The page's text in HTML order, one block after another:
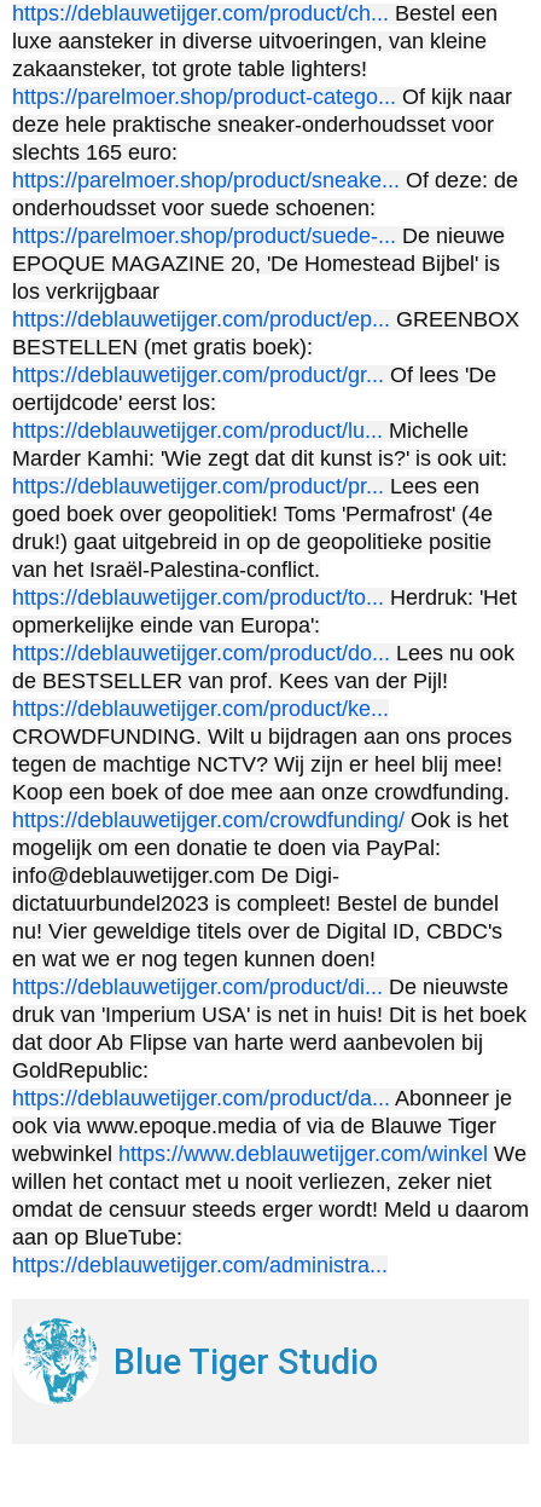
https://deblauwetijger.com/product/ch... Bestel een
luxe aansteker in diverse uitvoeringen, van kleine
zakaansteker, tot grote table lighters!
https://parelmoer.shop/product-catego... Of kijk naar
deze hele praktische sneaker-onderhoudsset voor
slechts 165 euro:
https://parelmoer.shop/product/sneake... Of deze: de
onderhoudsset voor suede schoenen:
https://parelmoer.shop/product/suede-... De nieuwe
EPOQUE MAGAZINE 20, 'De Homestead Bijbel' is
los verkrijgbaar
https://deblauwetijger.com/product/ep... GREENBOX
BESTELLEN (met gratis boek):
https://deblauwetijger.com/product/gr... Of lees 'De
oertijdcode' eerst los:
https://deblauwetijger.com/product/lu... Michelle
Marder Kamhi: 'Wie zegt dat dit kunst is?' is ook uit:
https://deblauwetijger.com/product/pr... Lees een
goed boek over geopolitiek! Toms 'Permafrost' (4e
druk!) gaat uitgebreid in op de geopolitieke positie
van het Israël-Palestina-conflict.
https://deblauwetijger.com/product/to... Herdruk: 'Het
opmerkelijke einde van Europa':
https://deblauwetijger.com/product/do... Lees nu ook
de BESTSELLER van prof. Kees van der Pijl!
https://deblauwetijger.com/product/ke...
CROWDFUNDING. Wilt u bijdragen aan ons proces
tegen de machtige NCTV? Wij zijn er heel blij mee!
Koop een boek of doe mee aan onze crowdfunding.
https://deblauwetijger.com/crowdfunding/ Ook is het
mogelijk om een donatie te doen via PayPal:
info@deblauwetijger.com De Digi-
dictatuurbundel2023 is compleet! Bestel de bundel
nu! Vier geweldige titels over de Digital ID, CBDC's
en wat we er nog tegen kunnen doen!
https://deblauwetijger.com/product/di... De nieuwste
druk van 'Imperium USA' is net in huis! Dit is het boek
dat door Ab Flipse van harte werd aanbevolen bij
GoldRepublic:
https://deblauwetijger.com/product/da... Abonneer je
ook via www.epoque.media of via de Blauwe Tiger
webwinkel https://www.deblauwetijger.com/winkel We
willen het contact met u nooit verliezen, zeker niet
omdat de censuur steeds erger wordt! Meld u daarom
aan op BlueTube:
https://deblauwetijger.com/administra...
Blue Tiger Studio